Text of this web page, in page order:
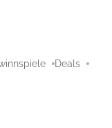
Deals